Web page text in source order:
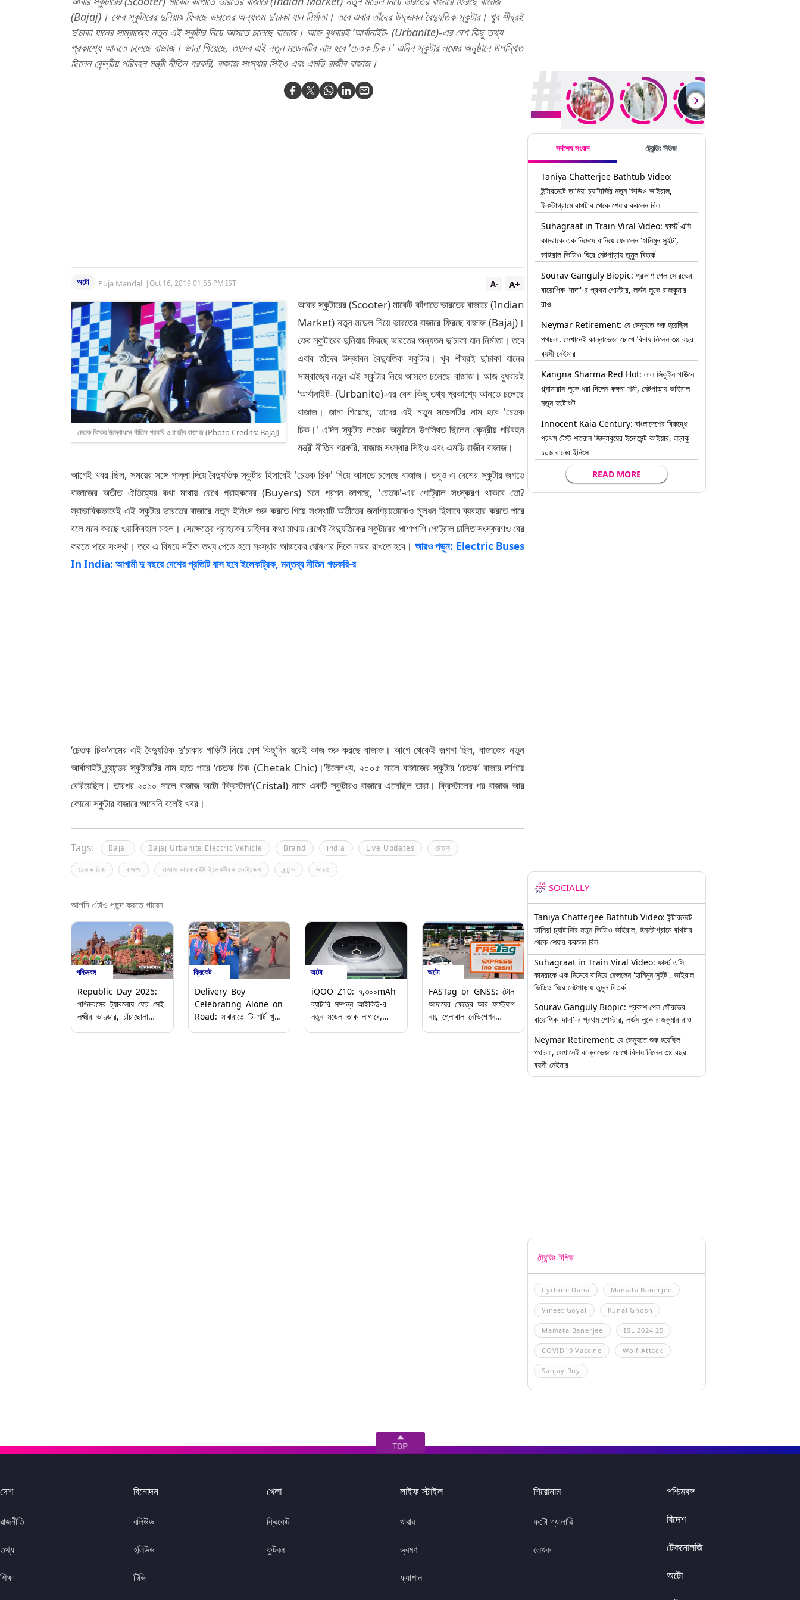
(Bajaj)। ফের স্কুটারের দুনিয়ায় ফিরছে ভারতের অন্যতম দু’চাকা যান নির্মাতা। তবে এবার তাঁদের উদ্ভাবন বৈদ্যুতিক স্কুটার। খুব শীঘ্রই
দু’চাকা যানের সাম্রাজ্যে নতুন এই স্কুটার নিয়ে আসতে চলেছে বাজাজ। আজ বুধবারই ‘আর্বানাইট- (Urbanite)-এর বেশ কিছু তথ্য
প্রকাশ্যে আনতে চলেছে বাজাজ। জানা গিয়েছে, তাদের এই নতুন মডেলটির নাম হবে 'চেতক চিক।' এদিন স্কুটার লঞ্চের অনুষ্ঠানে উপস্থিত
ছিলেন কেন্দ্রীয় পরিবহন মন্ত্রী নীতিন গরকরি, বাজাজ সংস্থার সিইও এবং এমডি রাজীব বাজাজ।
অটো Puja Mandal | Oct 16, 2019 01:55 PM IST A+
A-
চেতক চিকের উদ্বোধনে নীতিন গরকরি ও রাজীব বাজাজ (Photo Credits: Bajaj)
আবার স্কুটারের (Scooter) মার্কেট কাঁপাতে ভারতের বাজারে (Indian
Market) নতুন মডেল নিয়ে ভারতের বাজারে ফিরছে বাজাজ (Bajaj)।
ফের স্কুটারের দুনিয়ায় ফিরছে ভারতের অন্যতম দু’চাকা যান নির্মাতা। তবে
এবার তাঁদের উদ্ভাবন বৈদ্যুতিক স্কুটার। খুব শীঘ্রই দু’চাকা যানের
সাম্রাজ্যে নতুন এই স্কুটার নিয়ে আসতে চলেছে বাজাজ। আজ বুধবারই
‘আর্বানাইট- (Urbanite)-এর বেশ কিছু তথ্য প্রকাশ্যে আনতে চলেছে
বাজাজ। জানা গিয়েছে, তাদের এই নতুন মডেলটির নাম হবে 'চেতক
চিক।' এদিন স্কুটার লঞ্চের অনুষ্ঠানে উপস্থিত ছিলেন কেন্দ্রীয় পরিবহন
মন্ত্রী নীতিন গরকরি, বাজাজ সংস্থার সিইও এবং এমডি রাজীব বাজাজ।
আগেই খবর ছিল, সময়ের সঙ্গে পাল্লা দিয়ে বৈদ্যুতিক স্কুটার হিসাবেই 'চেতক চিক' নিয়ে আসতে চলেছে বাজাজ। তবুও এ দেশের স্কুটার জগতে
বাজাজের অতীত ঐতিহ্যের কথা মাথায় রেখে গ্রাহকদের (Buyers) মনে প্রশ্ন জাগছে, 'চেতক'-এর পেট্রোল সংস্করণ থাকবে তো?
স্বাভাবিকভাবেই এই স্কুটার ভারতের বাজারে নতুন ইনিংস শুরু করতে গিয়ে সংস্থাটি অতীতের জনপ্রিয়তাকেও মূলধন হিসাবে ব্যবহার করতে পারে
বলে মনে করছে ওয়াকিবহাল মহল। সেক্ষেত্রে গ্রাহকের চাহিদার কথা মাথায় রেখেই বৈদ্যুতিকের স্কুটারের পাশাপাশি পেট্রোল চালিত সংস্করণও বের
করতে পারে সংস্থা। তবে এ বিষয়ে সঠিক তথ্য পেতে হলে সংস্থার আজকের ঘোষণার দিকে নজর রাখতে হবে। আরও পড়ুন: Electric Buses
In India: আগামী দু বছরে দেশের প্রতিটি বাস হবে ইলেকট্রিক, মন্তব্য নীতিন গড়করি-র
‘চেতক চিক’নামের এই বৈদ্যুতিক দু’চাকার গাড়িটি নিয়ে বেশ কিছুদিন ধরেই কাজ শুরু করছে বাজাজ। আগে থেকেই জল্পনা ছিল, বাজাজের নতুন
আর্বানাইট ব্র্যান্ডের স্কুটারটির নাম হতে পারে ‘চেতক চিক (Chetak Chic)।’উল্লেখ্য, ২০০৫ সালে বাজাজের স্কুটার ‘চেতক’ বাজার দাপিয়ে
বেরিয়েছিল। তারপর ২০১০ সালে বাজাজ অটো ‘ক্রিস্টাল’(Cristal) নামে একটি স্কুটারও বাজারে এসেছিল তারা। ক্রিস্টালের পর বাজাজ আর
কোনো স্কুটার বাজারে আনেনি বলেই খবর।
Tags: Bajaj Bajaj Urbanite Electric Vehicle Brand india Live Updates চেতক
চেতক চিক বাজাজ বাজাজ আরবানাইট ইলেকট্রিক ভেহিকেল ব্র্যান্ড ভারত
আপনি এটাও পছন্দ করতে পারেন
পশ্চিমবঙ্গ
Republic Day 2025:
পশ্চিমবঙ্গের ট্যাবলোয় ফের সেই
লক্ষ্মীর ভাণ্ডার, চাঁচাছোলা
ক্রিকেট
Delivery Boy
Celebrating Alone on
Road: মাঝরাতে টি-শার্ট খুলে
অটো
iQOO Z10: ৭,৩০০mAh
ব্যাটারি সম্পন্ন আইকিউ-র
নতুন মডেল তাক লাগাবে,
অটো
FASTag or GNSS: টোল
আদায়ের ক্ষেত্রে আর ফাস্ট্যাগ
নয়, গ্লোবাল নেভিগেশন
সর্বশেষ সংবাদ ট্রেন্ডিং নিউজ
Taniya Chatterjee Bathtub Video:
ইন্টারনেটে তানিয়া চ্যাটার্জির নতুন ভিডিও ভাইরাল,
ইনস্টাগ্রামে বাথটাব থেকে শেয়ার করলেন রিল
Suhagraat in Train Viral Video: ফার্স্ট এসি
কামরাকে এক নিমেষে বানিয়ে ফেললেন 'হানিমুন সুইট',
ভাইরাল ভিডিও ঘিরে নেটপাড়ায় তুমুল বিতর্ক
Sourav Ganguly Biopic: প্রকাশ পেল সৌরভের
বায়োপিক 'দাদা'-র প্রথম পোস্টার, লর্ডস লুকে রাজকুমার
রাও
Neymar Retirement: যে ভেন্যুতে শুরু হয়েছিল
পথচলা, সেখানেই কান্নাভেজা চোখে বিদায় নিলেন ৩৪ বছর
বয়সী নেইমার
Kangna Sharma Red Hot: লাল সিকুইন গাউনে
গ্ল্যামারাস লুকে ধরা দিলেন কঙ্গনা শর্মা, নেটপাড়ায় ভাইরাল
নতুন ফটোশুট
Innocent Kaia Century: বাংলাদেশের বিরুদ্ধে
প্রথম টেস্ট শতরান জিম্বাবুয়ের ইনোসেন্ট কাইয়ার, লড়াকু
১০৬ রানের ইনিংস
READ MORE
SOCIALLY
Taniya Chatterjee Bathtub Video: ইন্টারনেটে
তানিয়া চ্যাটার্জির নতুন ভিডিও ভাইরাল, ইনস্টাগ্রামে বাথটাব
থেকে শেয়ার করলেন রিল
Suhagraat in Train Viral Video: ফার্স্ট এসি
কামরাকে এক নিমেষে বানিয়ে ফেললেন 'হানিমুন সুইট', ভাইরাল
ভিডিও ঘিরে নেটপাড়ায় তুমুল বিতর্ক
Sourav Ganguly Biopic: প্রকাশ পেল সৌরভের
বায়োপিক 'দাদা'-র প্রথম পোস্টার, লর্ডস লুকে রাজকুমার রাও
Neymar Retirement: যে ভেন্যুতে শুরু হয়েছিল
পথচলা, সেখানেই কান্নাভেজা চোখে বিদায় নিলেন ৩৪ বছর
বয়সী নেইমার
ট্রেন্ডিং টপিক
Cyclone Dana Mamata Banerjee
Vineet Goyal Kunal Ghosh
Mamata Banerjee ISL 2024 25
COVID19 Vaccine Wolf Attack
Sanjay Roy
দেশ
রাজনীতি
তথ্য
শিক্ষা
বিনোদন
বলিউড
হলিউড
টিভি
খেলা
ক্রিকেট
ফুটবল
লাইফ স্টাইল
খাবার
ভ্রমণ
ফ্যাশান
শিরোনাম
ফটো গ্যালারি
লেখক
পশ্চিমবঙ্গ
বিদেশ
টেকনোলজি
অটো